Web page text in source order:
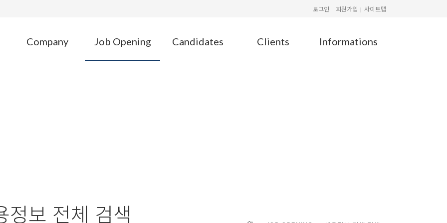
로그인 회원가입 사이트맵
Company Job Opening Candidates Clients Informations
정보 전체 검색